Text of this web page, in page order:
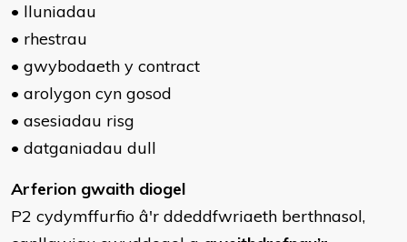
• lluniadau
• rhestrau
• gwybodaeth y contract
• arolygon cyn gosod
• asesiadau risg
• datganiadau dull
Arferion gwaith diogel
P2 cydymffurfio â'r ddeddfwriaeth berthnasol,